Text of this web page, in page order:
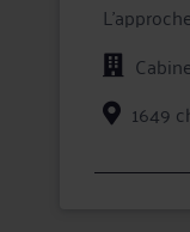
ajoutée
En
dossier et
1649